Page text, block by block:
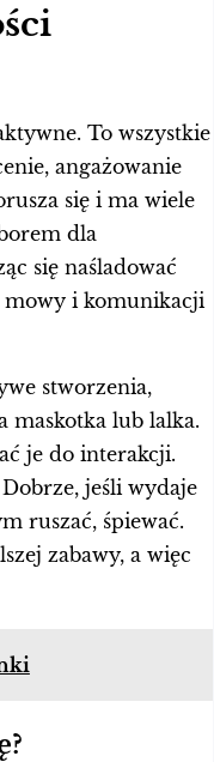
To wszystkie
angażowanie
się i ma wiele
dla
się naśladować
mowy i komunikacji
stworzenia,
maskotka lub lalka.
je do interakcji.
jeśli wydaje
ruszać, śpiewać.
zabawy, a więc